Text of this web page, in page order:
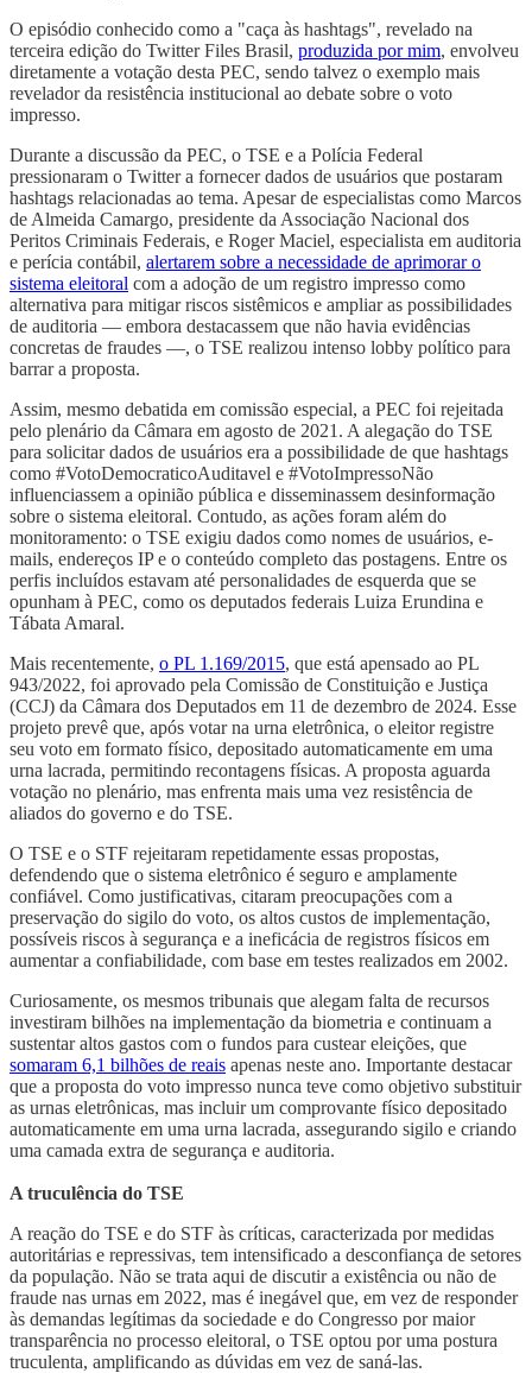
O episódio conhecido como a "caça às hashtags", revelado na
terceira edição do Twitter Files Brasil, produzida por mim, envolveu
diretamente a votação desta PEC, sendo talvez o exemplo mais
revelador da resistência institucional ao debate sobre o voto
impresso.
Durante a discussão da PEC, o TSE e a Polícia Federal
pressionaram o Twitter a fornecer dados de usuários que postaram
hashtags relacionadas ao tema. Apesar de especialistas como Marcos
de Almeida Camargo, presidente da Associação Nacional dos
Peritos Criminais Federais, e Roger Maciel, especialista em auditoria
e perícia contábil, alertarem sobre a necessidade de aprimorar o
sistema eleitoral com a adoção de um registro impresso como
alternativa para mitigar riscos sistêmicos e ampliar as possibilidades
de auditoria — embora destacassem que não havia evidências
concretas de fraudes —, o TSE realizou intenso lobby político para
barrar a proposta.
Assim, mesmo debatida em comissão especial, a PEC foi rejeitada
pelo plenário da Câmara em agosto de 2021. A alegação do TSE
para solicitar dados de usuários era a possibilidade de que hashtags
como #VotoDemocraticoAuditavel e #VotoImpressoNão
influenciassem a opinião pública e disseminassem desinformação
sobre o sistema eleitoral. Contudo, as ações foram além do
monitoramento: o TSE exigiu dados como nomes de usuários, e-
mails, endereços IP e o conteúdo completo das postagens. Entre os
perfis incluídos estavam até personalidades de esquerda que se
opunham à PEC, como os deputados federais Luiza Erundina e
Tábata Amaral.
Mais recentemente, o PL 1.169/2015, que está apensado ao PL
943/2022, foi aprovado pela Comissão de Constituição e Justiça
(CCJ) da Câmara dos Deputados em 11 de dezembro de 2024. Esse
projeto prevê que, após votar na urna eletrônica, o eleitor registre
seu voto em formato físico, depositado automaticamente em uma
urna lacrada, permitindo recontagens físicas. A proposta aguarda
votação no plenário, mas enfrenta mais uma vez resistência de
aliados do governo e do TSE.
O TSE e o STF rejeitaram repetidamente essas propostas,
defendendo que o sistema eletrônico é seguro e amplamente
confiável. Como justificativas, citaram preocupações com a
preservação do sigilo do voto, os altos custos de implementação,
possíveis riscos à segurança e a ineficácia de registros físicos em
aumentar a confiabilidade, com base em testes realizados em 2002.
Curiosamente, os mesmos tribunais que alegam falta de recursos
investiram bilhões na implementação da biometria e continuam a
sustentar altos gastos com o fundos para custear eleições, que
somaram 6,1 bilhões de reais apenas neste ano. Importante destacar
que a proposta do voto impresso nunca teve como objetivo substituir
as urnas eletrônicas, mas incluir um comprovante físico depositado
automaticamente em uma urna lacrada, assegurando sigilo e criando
uma camada extra de segurança e auditoria.
A truculência do TSE
A reação do TSE e do STF às críticas, caracterizada por medidas
autoritárias e repressivas, tem intensificado a desconfiança de setores
da população. Não se trata aqui de discutir a existência ou não de
fraude nas urnas em 2022, mas é inegável que, em vez de responder
às demandas legítimas da sociedade e do Congresso por maior
transparência no processo eleitoral, o TSE optou por uma postura
truculenta, amplificando as dúvidas em vez de saná-las.